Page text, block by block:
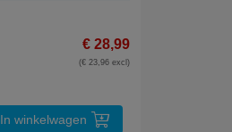
€ 28,99
(€ 23,96 excl)
In winkelwagen